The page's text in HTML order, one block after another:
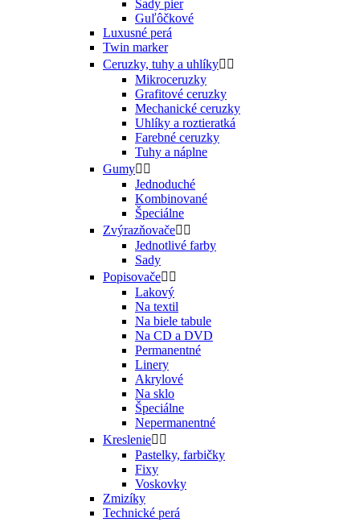
Sady pier
Guľôčkové
Luxusné perá
Twin marker
Ceruzky, tuhy a uhlíky 
Mikroceruzky
Grafitové ceruzky
Mechanické ceruzky
Uhlíky a roztieratká
Farebné ceruzky
Tuhy a náplne
Gumy 
Jednoduché
Kombinované
Špeciálne
Zvýrazňovače 
Jednotlivé farby
Sady
Popisovače 
Lakový
Na textil
Na biele tabule
Na CD a DVD
Permanentné
Linery
Akrylové
Na sklo
Špeciálne
Nepermanentné
Kreslenie 
Pastelky, farbičky
Fixy
Voskovky
Zmizíky
Technické perá